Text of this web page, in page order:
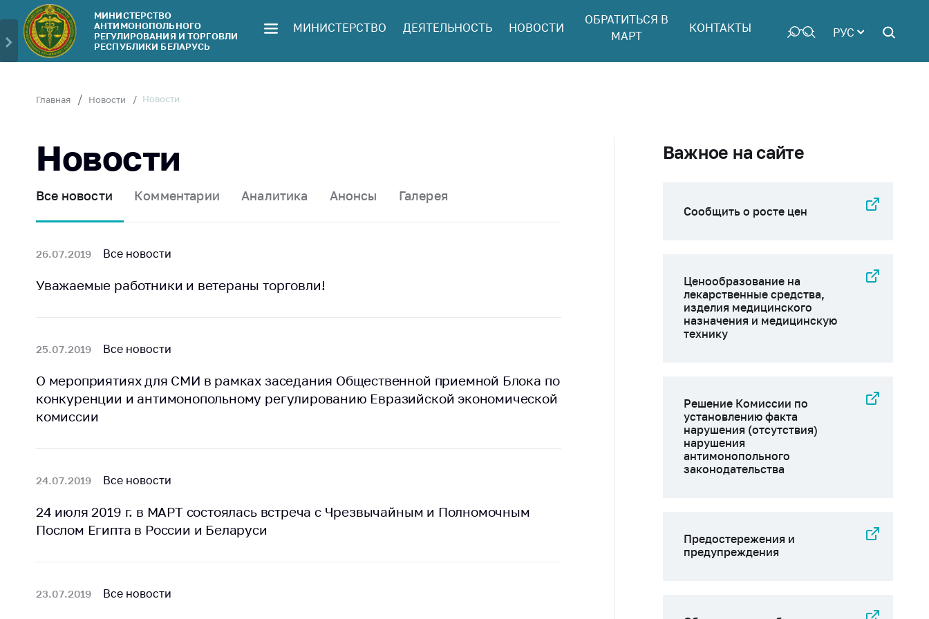
Министерство
Руководство
Министерства
Законодательство
Антикоррупционная
деятельность
консультативный
совет
Соискателям
универсальная
Общественная
жизнь
Официальные
символы
5 лет МАРТ
Ценовая политика
Обратиться в МАРТ
Личный прием
Сообщить о росте
медицинские
изделия
Приемная
Министра
орган
Важное на сайте
МИНИСТЕРСТВО
АНТИМОНОПОЛЬНОГО
РЕГУЛИРОВАНИЯ И ТОРГОВЛИ
РЕСПУБЛИКИ БЕЛАРУСЬ
МИНИСТЕРСТВО ДЕЯТЕЛЬНОСТЬ НОВОСТИ
ОБРАТИТЬСЯ В
МАРТ
КОНТАКТЫ РУС
Главная Новости Новости
Новости
Все новости Комментарии Аналитика Анонсы Галерея
26.07.2019 Все новости
Уважаемые работники и ветераны торговли!
25.07.2019 Все новости
О мероприятиях для СМИ в рамках заседания Общественной приемной Блока по
конкуренции и антимонопольному регулированию Евразийской экономической
комиссии
24.07.2019 Все новости
24 июля 2019 г. в МАРТ состоялась встреча с Чрезвычайным и Полномочным
Послом Египта в России и Беларуси
23.07.2019 Все новости
Важное на сайте
Сообщить о росте цен
Ценообразование на
лекарственные средства,
изделия медицинского
назначения и медицинскую
технику
Решение Комиссии по
установлению факта
нарушения (отсутствия)
нарушения
антимонопольного
законодательства
Предостережения и
предупреждения